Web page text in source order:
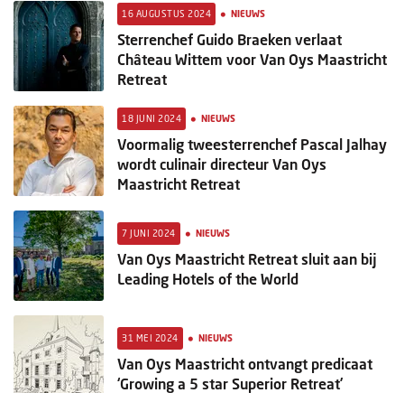
16 AUGUSTUS 2024 • NIEUWS
Sterrenchef Guido Braeken verlaat
Château Wittem voor Van Oys Maastricht
Retreat
18 JUNI 2024 • NIEUWS
Voormalig tweesterrenchef Pascal Jalhay
wordt culinair directeur Van Oys
Maastricht Retreat
7 JUNI 2024 • NIEUWS
Van Oys Maastricht Retreat sluit aan bij
Leading Hotels of the World
31 MEI 2024 • NIEUWS
Van Oys Maastricht ontvangt predicaat
‘Growing a 5 star Superior Retreat’